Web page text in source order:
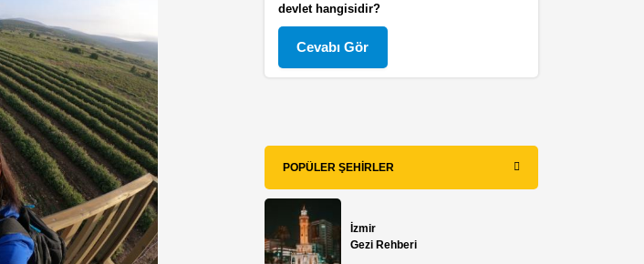
devlet hangisidir?
Cevabı Gör
POPÜLER ŞEHIRLER
İzmir
Gezi Rehberi